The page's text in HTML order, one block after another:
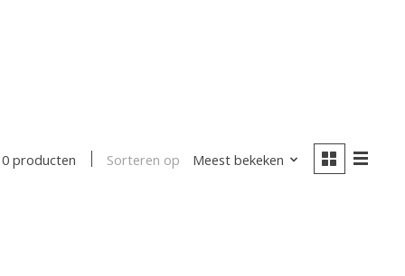
0 producten Sorteren op Meest bekeken